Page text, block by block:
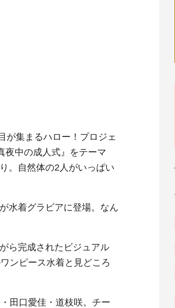
が集まるハロー！プロジェ
夜中の成人式』をテーマ
。自然体の2人がいっぱい
水着グラビアに登場。なん
ら完成されたビジュアル
ンピース水着と見どころ
田口愛佳・道枝咲。チー